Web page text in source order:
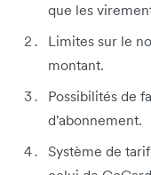
que les
Limites sur le
montant.
Possibilités de
d'abonnement.
Système de